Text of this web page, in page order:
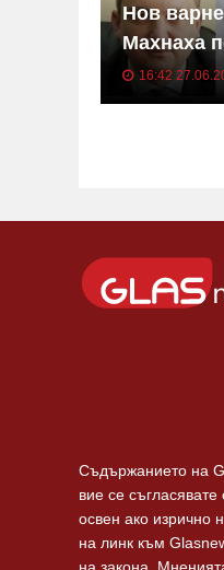
Нов
Махнаха
оставиха
вървят
16:42
Съдържанието на
вие се
освен ако изрично
на линк към
на закона.